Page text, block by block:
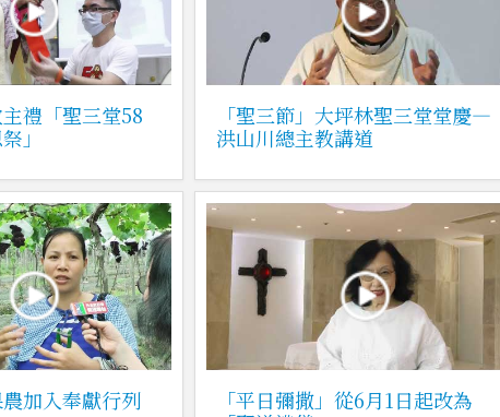
禮「聖三堂58
」
「聖三節」大坪林聖三堂堂慶—
洪山川總主教講道
加入奉獻行列
「平日彌撒」從6月1日起改為